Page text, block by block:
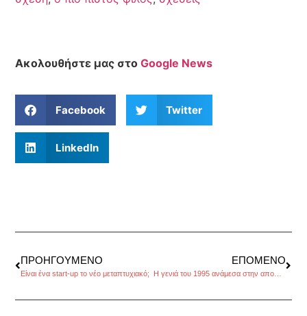
Ακολουθήστε μας στοGoogle News
Facebook Twitter
LinkedIn
ΠΡΟΗΓΟΎΜΕΝΟ
Είναι ένα start-up το νέο μεταπτυχιακό;
ΕΠΌΜΕΝΟ
Η γενιά του 1995 ανάμεσα στην αποστήθιση και την αναζήτηση, της Χριστίνας Καλογεροπούλου